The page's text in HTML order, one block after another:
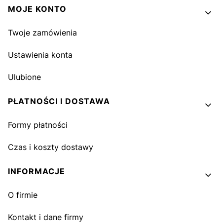
MOJE KONTO
Twoje zamówienia
Ustawienia konta
Ulubione
PŁATNOŚCI I DOSTAWA
Formy płatności
Czas i koszty dostawy
INFORMACJE
O firmie
Kontakt i dane firmy